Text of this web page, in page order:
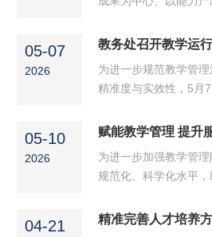
州应用科技学院周密部
05-07
2026
为进一步规范教学管
精准度与实效性，5月
会。各学院负责课表编
三项核心内容。...
05-10
2026
为进一步加强教学管
规范化、科学化水平，
教学管理人员能力提升
04-21